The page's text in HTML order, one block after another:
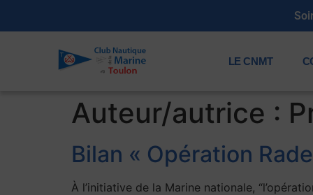
LE CNMT
Auteur/autrice :
Bilan « Opération
À l’initiative de la Marine nationale,